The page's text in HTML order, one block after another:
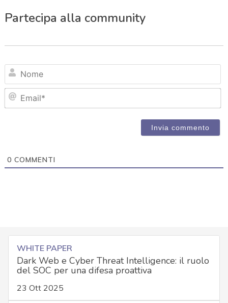
Partecipa alla community
0 COMMENTI
WHITE PAPER
Dark Web e Cyber Threat Intelligence: il ruolo
del SOC per una difesa proattiva
23 Ott 2025